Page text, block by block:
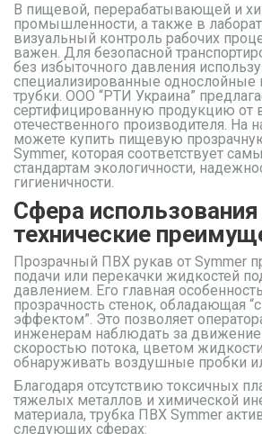
В пищевой, перерабатывающей и
промышленности, а также в
визуальный контроль рабочих
важен. Для безопасной
без избыточного давления
специализированные однослойные
трубки. ООО “РТИ Украина”
сертифицированную продукцию от
отечественного производителя. На
можете купить пищевую
Symmer, которая соответствует
стандартам экологичности,
гигиеничности.
Сфера использования
технические
Прозрачный ПВХ рукав от Symmer
подачи или перекачки жидкостей
давлением. Его главная
прозрачность стенок, обладающая
эффектом”. Это позволяет
инженерам наблюдать за
скоростью потока, цветом
обнаруживать воздушные пробки
Благодаря отсутствию токсичных
тяжелых металлов и химической
материала, трубка ПВХ Symmer
следующих сферах: